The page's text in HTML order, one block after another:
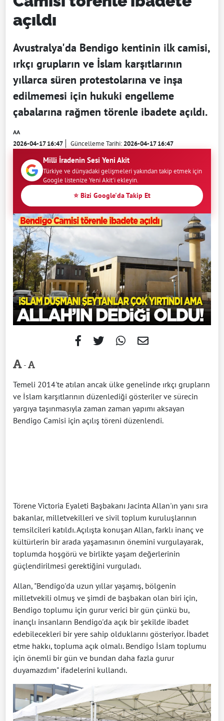
açıldı
Avustralya'da Bendigo kentinin ilk camisi,
ırkçı grupların ve İslam karşıtlarının
yıllarca süren protestolarına ve inşa
edilmemesi için hukuki engelleme
çabalarına rağmen törenle ibadete açıldı.
AA
2026-04-17 16:47 Güncelleme Tarihi:2026-04-17 16:47
Milli İradenin Sesi Yeni Akit
Türkiye ve dünyadaki gelişmeleri yakından takip etmek için
Google listenize Yeni Akit'i ekleyin.
⭐ Bizi Google'da Takip Et
-
Temeli 2014'te atılan ancak ülke genelinde ırkçı grupların
ve İslam karşıtlarının düzenlediği gösteriler ve sürecin
yargıya taşınmasıyla zaman zaman yapımı aksayan
Bendigo Camisi için açılış töreni düzenlendi.
Törene Victoria Eyaleti Başbakanı Jacinta Allan'ın yanı sıra
bakanlar, milletvekilleri ve sivil toplum kuruluşlarının
temsilcileri katıldı. Açılışta konuşan Allan, farklı inanç ve
kültürlerin bir arada yaşamasının önemini vurgulayarak,
toplumda hoşgörü ve birlikte yaşam değerlerinin
güçlendirilmesi gerektiğini vurguladı.
Allan, "Bendigo'da uzun yıllar yaşamış, bölgenin
milletvekili olmuş ve şimdi de başbakan olan biri için,
Bendigo toplumu için gurur verici bir gün çünkü bu,
inançlı insanların Bendigo'da açık bir şekilde ibadet
edebilecekleri bir yere sahip olduklarını gösteriyor. İbadet
etme hakkı, topluma açık olmalı. Bendigo İslam toplumu
için önemli bir gün ve bundan daha fazla gurur
duyamazdım" ifadelerini kullandı.